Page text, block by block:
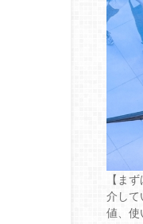
【ま
介して
値、使